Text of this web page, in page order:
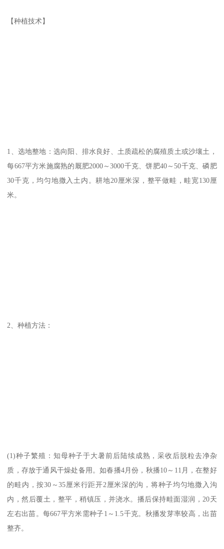
【种植技术】
1、选地整地：选向阳、排水良好、土质疏松的腐殖质土或沙壤土，
每667平方米施腐熟的厩肥2000～3000千克、饼肥40～50千克、磷肥
30千克，均匀地撒入土内。耕地20厘米深，整平做畦，畦宽130厘
米。
2、种植方法：
(1)种子繁殖：知母种子于大暑前后陆续成熟，采收后脱粒去净杂
质，存放于通风干燥处备用。如春播4月份，秋播10～11月，在整好
的畦内，按30～35厘米行距开2厘米深的沟，将种子均匀地撒入沟
内，然后覆土，整平，稍镇压，并浇水。播后保持畦面湿润，20天
左右出苗。每667平方米需种子1～1.5千克。秋播发芽率较高，出苗
整齐。